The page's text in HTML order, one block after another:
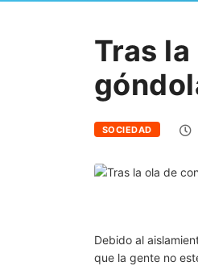
Tras
SOCIEDAD
Debido al
que la gente no